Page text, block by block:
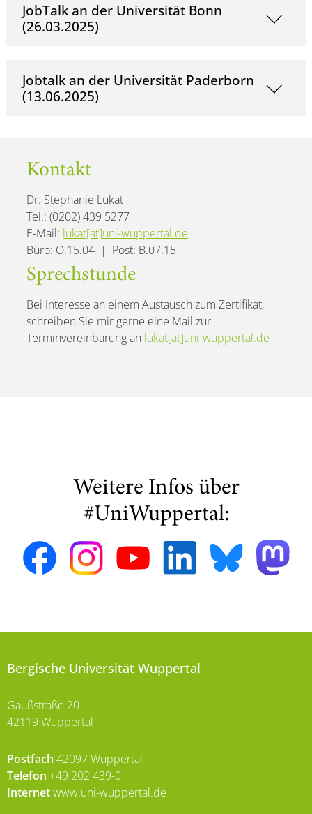
JobTalk an der Universität Bonn
(26.03.2025)
Jobtalk an der Universität Paderborn
(13.06.2025)
Kontakt
Dr. Stephanie Lukat
Tel.: (0202) 439 5277
E-Mail: lukat[at]uni-wuppertal.de
Büro: O.15.04 | Post: B.07.15
Sprechstunde
Bei Interesse an einem Austausch zum Zertifikat,
schreiben Sie mir gerne eine Mail zur
Terminvereinbarung an lukat[at]uni-wuppertal.de
Weitere Infos über
#UniWuppertal:
Bergische Universität Wuppertal
Gaußstraße 20
42119 Wuppertal
Postfach 42097 Wuppertal
Telefon +49 202 439-0
Internetwww.uni-wuppertal.de